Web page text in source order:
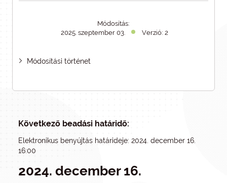
Módosítás:
2025. szeptember 03.
Verzió: 2
Módosítási történet
Következő beadási határidő:
Elektronikus benyújtás határideje: 2024. december 16.
16:00
2024. december 16.